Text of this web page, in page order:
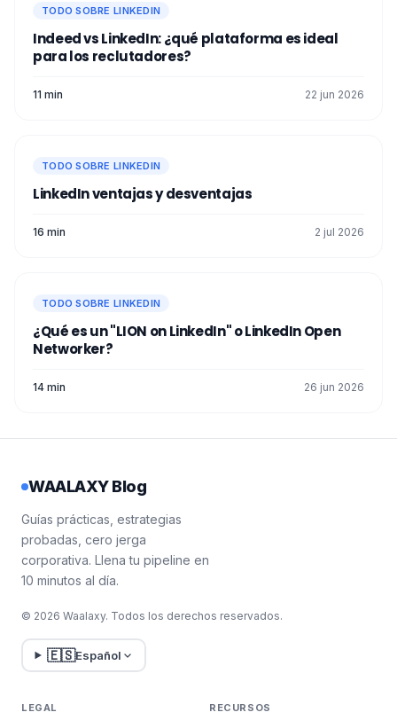
TODO SOBRE LINKEDIN
Indeed vs LinkedIn: ¿qué plataforma es ideal
para los reclutadores?
11 min 22 jun 2026
TODO SOBRE LINKEDIN
LinkedIn ventajas y desventajas
16 min 2 jul 2026
TODO SOBRE LINKEDIN
¿Qué es un "LION on LinkedIn" o LinkedIn Open
Networker?
14 min 26 jun 2026
WAALAXY Blog
Guías prácticas, estrategias
probadas, cero jerga
corporativa. Llena tu pipeline en
10 minutos al día.
© 2026 Waalaxy. Todos los derechos reservados.
🇪🇸Español
LEGAL RECURSOS